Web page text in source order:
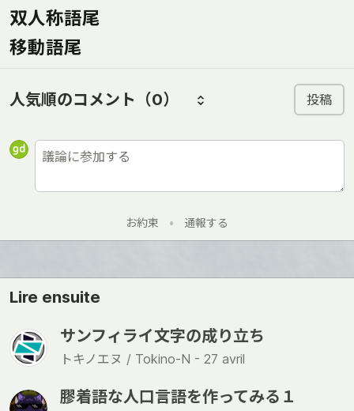
双人称語尾
移動語尾
人気順のコメント （0） 投稿
お約束 • 通報する
Lire ensuite
サンフィライ文字の成り立ち
トキノエヌ / Tokino-N - 27 avril
膠着語な人口言語を作ってみる１